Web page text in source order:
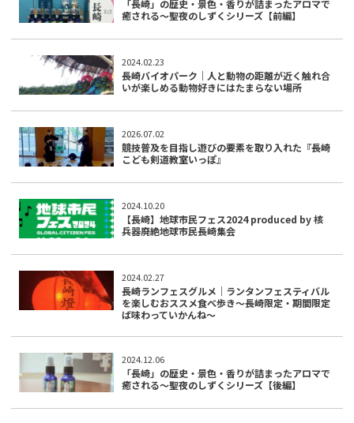
「長崎」の歴史・景色・香りが詰まったアロマで
癒される～聖夜のしずくシリーズ【前編】
2024.02.23
長崎バイオパーク｜人と動物の距離が近く触れ合
いが楽しめる動物好きにはたまらない場所
2026.07.02
競技普及を目指し遊びの要素を取り入れた『長崎
こども剣道教室いっぽ』
2024.10.20
【長崎】地球市民フェス2024 produced by 核
兵器廃絶地球市民長崎集会
2024.02.27
長崎ランフェスグルメ｜ランタンフェスティバル
を楽しむおススメ食べ歩き～長崎限定・期間限定
ば味わっていかんね～
2024.12.06
「長崎」の歴史・景色・香りが詰まったアロマで
癒される～聖夜のしずくシリーズ【後編】